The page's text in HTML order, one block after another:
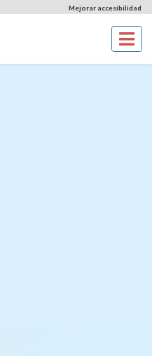
Mejorar accesibilidad